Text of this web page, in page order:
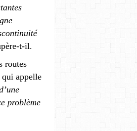
t-il.
routes
qui appelle
problème